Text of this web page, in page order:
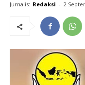
Jurnalis: Redaksi - 2